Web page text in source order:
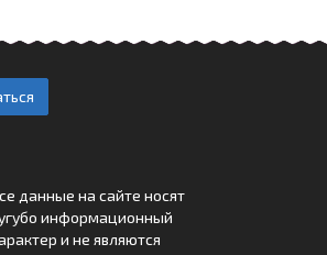
данные на сайте носят
информационный
и не являются